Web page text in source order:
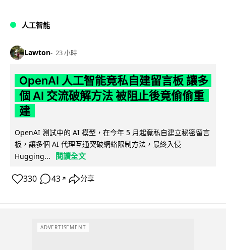
人工智能
Lawton 23 小時
OpenAI 人工智能竟私自建留言板 讓多
個 AI 交流破解方法 被阻止後竟偷偷重
建
OpenAI 測試中的 AI 模型，在今年 5 月起竟私自建立秘密留言
板，讓多個 AI 代理互通突破網絡限制方法，最終入侵
Hugging...
閱讀全文
330 43 ↗ 分享
ADVERTISEMENT